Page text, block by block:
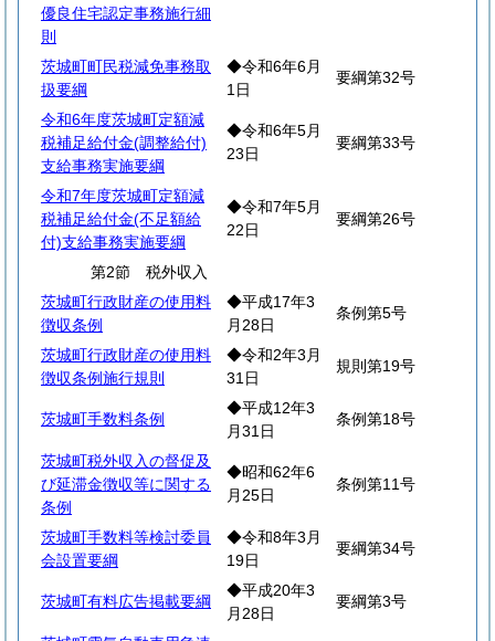
優良住宅認定事務施行細
則
茨城町町民税減免事務取
扱要綱
◆令和6年6月
1日
要綱第32号
令和6年度茨城町定額減
税補足給付金(調整給付)
支給事務実施要綱
◆令和6年5月
23日
要綱第33号
令和7年度茨城町定額減
税補足給付金(不足額給
付)支給事務実施要綱
◆令和7年5月
22日
要綱第26号
第2節 税外収入
茨城町行政財産の使用料
徴収条例
◆平成17年3
月28日
条例第5号
茨城町行政財産の使用料
徴収条例施行規則
◆令和2年3月
31日
規則第19号
茨城町手数料条例
◆平成12年3
月31日
条例第18号
茨城町税外収入の督促及
び延滞金徴収等に関する
条例
◆昭和62年6
月25日
条例第11号
茨城町手数料等検討委員
会設置要綱
◆令和8年3月
19日
要綱第34号
茨城町有料広告掲載要綱
◆平成20年3
月28日
要綱第3号